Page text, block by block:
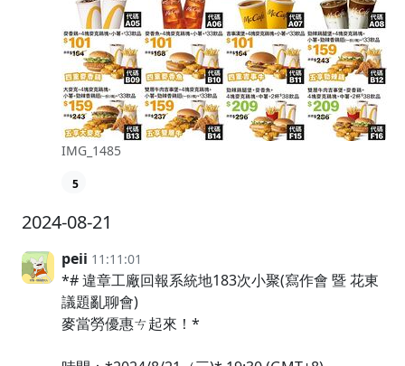
IMG_1485
5
2024-08-21
peii 11:11:01
*# 違章工廠回報系統地183次小聚(寫作會 暨 花東
議題亂聊會)
麥當勞優惠ㄘ起來！*